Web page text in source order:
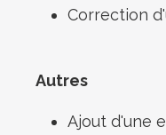
Correction
Autres
Ajout d'une